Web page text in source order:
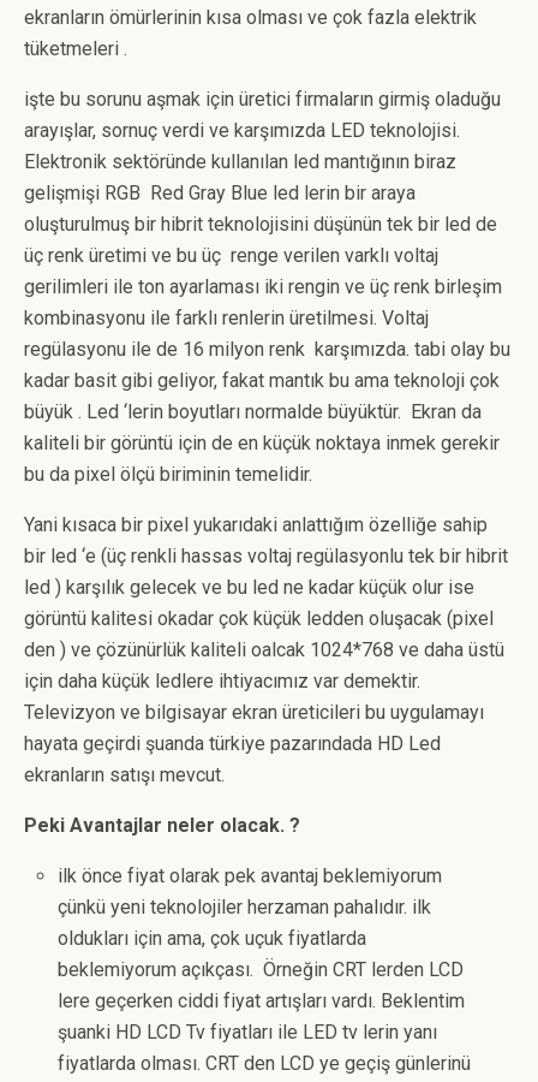
ekranların ömürlerinin kısa olması ve çok fazla elektrik
tüketmeleri .
işte bu sorunu aşmak için üretici firmaların girmiş oladuğu
arayışlar, sornuç verdi ve karşımızda LED teknolojisi.
Elektronik sektöründe kullanılan led mantığının biraz
gelişmişi RGB Red Gray Blue led lerin bir araya
oluşturulmuş bir hibrit teknolojisini düşünün tek bir led de
üç renk üretimi ve bu üç renge verilen varklı voltaj
gerilimleri ile ton ayarlaması iki rengin ve üç renk birleşim
kombinasyonu ile farklı renlerin üretilmesi. Voltaj
regülasyonu ile de 16 milyon renk karşımızda. tabi olay bu
kadar basit gibi geliyor, fakat mantık bu ama teknoloji çok
büyük . Led ‘lerin boyutları normalde büyüktür. Ekran da
kaliteli bir görüntü için de en küçük noktaya inmek gerekir
bu da pixel ölçü biriminin temelidir.
Yani kısaca bir pixel yukarıdaki anlattığım özelliğe sahip
bir led ‘e (üç renkli hassas voltaj regülasyonlu tek bir hibrit
led ) karşılık gelecek ve bu led ne kadar küçük olur ise
görüntü kalitesi okadar çok küçük ledden oluşacak (pixel
den ) ve çözünürlük kaliteli oalcak 1024*768 ve daha üstü
için daha küçük ledlere ihtiyacımız var demektir.
Televizyon ve bilgisayar ekran üreticileri bu uygulamayı
hayata geçirdi şuanda türkiye pazarındada HD Led
ekranların satışı mevcut.
Peki Avantajlar neler olacak. ?
ilk önce fiyat olarak pek avantaj beklemiyorum
çünkü yeni teknolojiler herzaman pahalıdır. ilk
oldukları için ama, çok uçuk fiyatlarda
beklemiyorum açıkçası. Örneğin CRT lerden LCD
lere geçerken ciddi fiyat artışları vardı. Beklentim
şuanki HD LCD Tv fiyatları ile LED tv lerin yanı
fiyatlarda olması. CRT den LCD ye geçiş günlerinü